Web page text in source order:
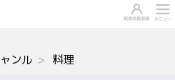
ンル 料理